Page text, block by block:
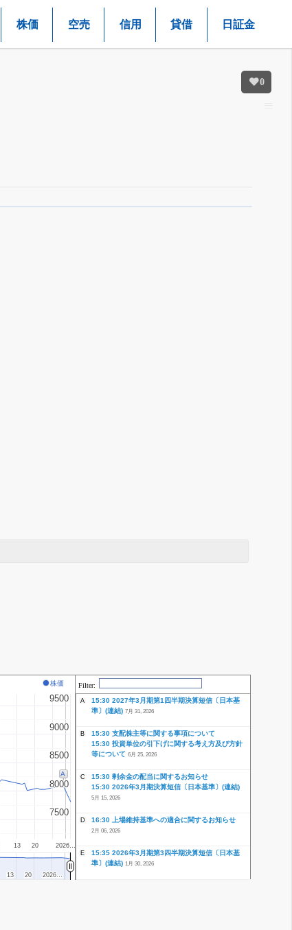
株価 空売 信用 貸借 日証金
0
株価
2026…
13 20
7500
7500
8000
8000
8500
8500
9000
9000
9500
9500
A
2026…
2026…
13
13 20
20
Filter:
A
15:30 2027年3月期第1四半期決算短信〔日本基
準〕(連結) 7月 31, 2026
B
15:30 支配株主等に関する事項について
15:30 投資単位の引下げに関する考え方及び方針
等について 6月 25, 2026
C
15:30 剰余金の配当に関するお知らせ
15:30 2026年3月期決算短信〔日本基準〕(連結)
5月 15, 2026
D 16:30 上場維持基準への適合に関するお知らせ
2月 06, 2026
E
15:35 2026年3月期第3四半期決算短信〔日本基
準〕(連結) 1月 30, 2026